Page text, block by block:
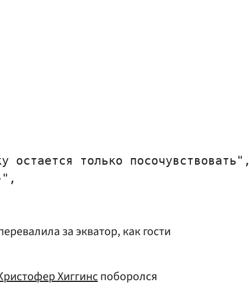
остается только посочувствовать",
за экватор, как гости
Хиггинспоборолся